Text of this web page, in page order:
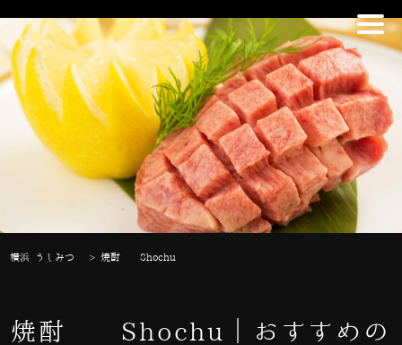
横浜 うしみつ >焼酎 Shochu
焼酎 Shochu｜おすすめの